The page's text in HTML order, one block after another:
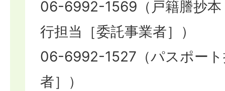
06-6992-1569（戸籍謄抄本
行担当［委託事業者］）
06-6992-1527（パスポート
者］）